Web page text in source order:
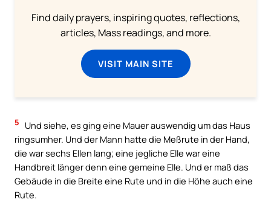
Find daily prayers, inspiring quotes, reflections,
articles, Mass readings, and more.
VISIT MAIN SITE
5
Und siehe, es ging eine Mauer auswendig um das Haus
ringsumher. Und der Mann hatte die Meßrute in der Hand,
die war sechs Ellen lang; eine jegliche Elle war eine
Handbreit länger denn eine gemeine Elle. Und er maß das
Gebäude in die Breite eine Rute und in die Höhe auch eine
Rute.